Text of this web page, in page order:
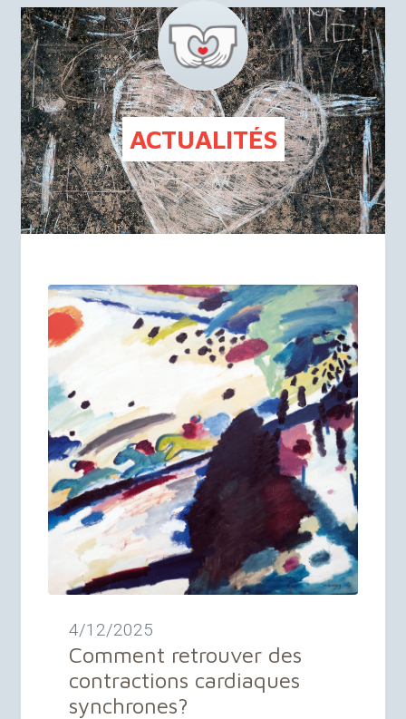
FR NL
ACTUALITÉS
4/12/2025
Comment retrouver des
contractions cardiaques
synchrones?